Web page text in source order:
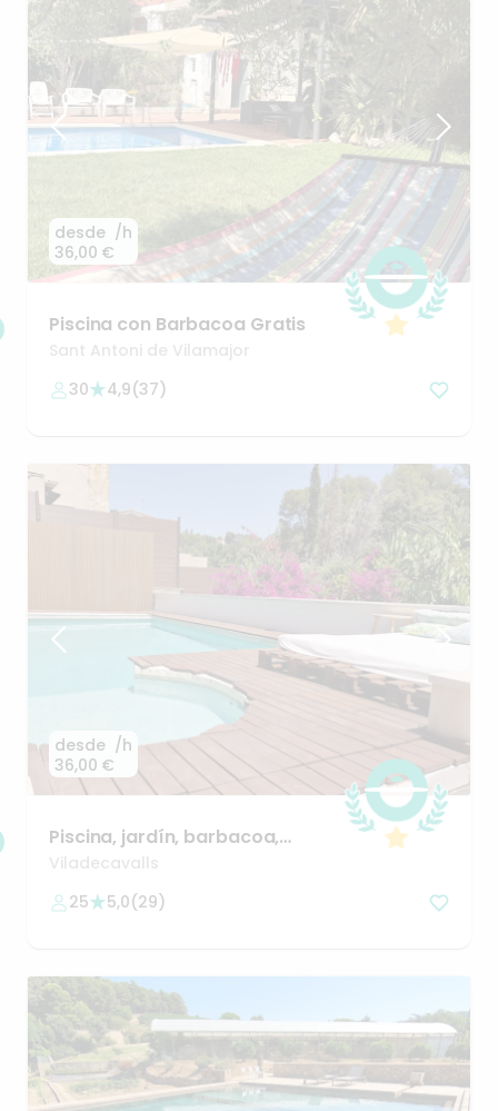
desde
36,00 €
/h
Piscina con Barbacoa Gratis
Sant Antoni de Vilamajor
30
4,9(37)
desde
36,00 €
/h
Piscina​,​ jardín​,​ barbacoa​,​
pergola con
Viladecavalls
25
5,0(29)